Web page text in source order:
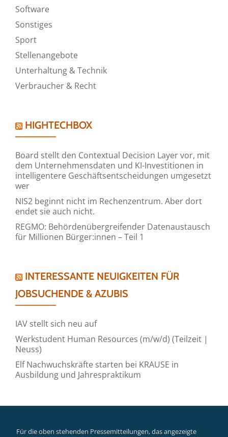
Software
Sonstiges
Sport
Stellenangebote
Unterhaltung & Technik
Verbraucher & Recht
HIGHTECHBOX
Board stellt den Contextual Decision Layer vor, mit
dem Unternehmensdaten und KI-Investitionen in
intelligentere Geschäftsentscheidungen umgesetzt
wer
NIS2 beginnt nicht im Rechenzentrum. Aber dort
endet sie auch nicht.
REGMO: Behördenübergreifender Datenaustausch
für Millionen Bürger:innen – Teil 1
INTERESSANTE NEUIGKEITEN FÜR
JOBSUCHENDE & AZUBIS
IAV stellt sich neu auf
Werkstudent Human Resources (m/w/d) (Teilzeit |
Neuss)
Elf Nachwuchskräfte starten bei KRAUSE in
Ausbildung und Jahrespraktikum
Für die oben stehenden Pressemitteilungen, das angezeigte